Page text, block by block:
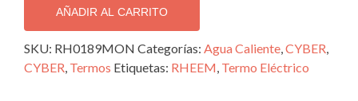
Rheem.
Termo
Eléctrico
al
AÑADIR AL CARRITO
SKU: RH0189MON Categorías: Agua Caliente,CYBER,
CYBER, Termos Etiquetas: RHEEM, Termo Eléctrico